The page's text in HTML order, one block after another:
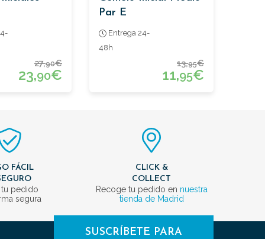
27,90€
23,90€
Par E
Entrega 24-
48h
13,95€
11,95€
FÁCIL
tu pedido
segura
CLICK &
COLLECT
Recoge tu pedido en nuestra
tienda de Madrid
SUSCRÍBETE PARA